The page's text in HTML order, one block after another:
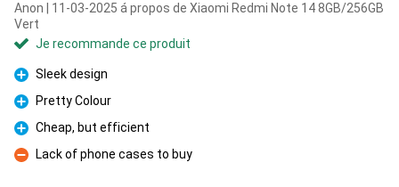
Anon | 11-03-2025 á propos de Xiaomi Redmi Note 14 8GB/256GB
Vert
Je recommande ce produit
Pour
Sleek design
Pour
Pretty Colour
Pour
Cheap, but efficient
Contre
Lack of phone cases to buy